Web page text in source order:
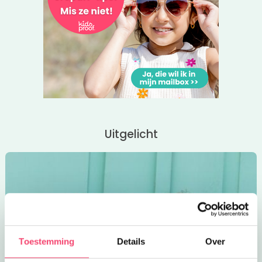
Toestemming Details Over
Uitgelicht